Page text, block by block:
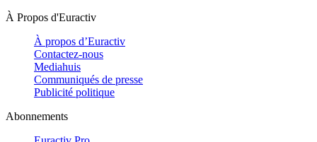
À Propos d'Euractiv
À propos d’Euractiv
Contactez-nous
Mediahuis
Communiqués de presse
Publicité politique
Abonnements